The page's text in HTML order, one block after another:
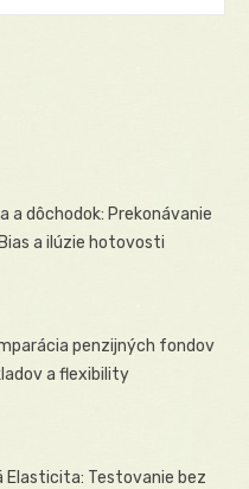
a dôchodok: Prekonávanie
a ilúzie hotovosti
penzijných fondov
a flexibility
Elasticita: Testovanie bez